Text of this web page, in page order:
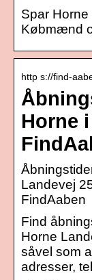
Spar
Købmænd
http s://find-
Horne
Landevej
FindAaben
Find
Horne
såvel som
adresser,